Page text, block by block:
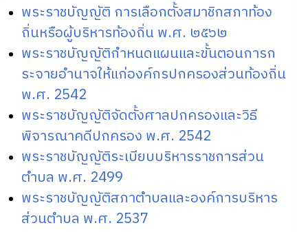
พระราชบัญญัติ การเลือกตั้งสมาชิกสภาท้อง
ถิ่นหรือผู้บริหารท้องถิ่น พ.ศ. ๒๕๖๒
พระราชบัญญัติกำหนดแผนและขั้นตอนการก
ระจายอำนาจให้แก่องค์กรปกครองส่วนท้องถิ่น
พ.ศ. 2542
พระราชบัญญัติจัดตั้งศาลปกครองและวิธี
พิจารณาคดีปกครอง พ.ศ. 2542
พระราชบัญญัติระเบียบบริหารราชการส่วน
ตำบล พ.ศ. 2499
พระราชบัญญัติสภาตำบลและองค์การบริหาร
ส่วนตำบล พ.ศ. 2537